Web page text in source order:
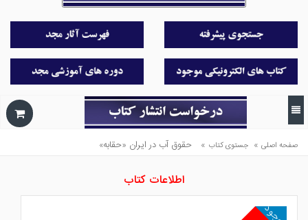
صفحه اصلی » جستوی کتاب » حقوق آب در ايران «حقابه»
اطلاعات کتاب